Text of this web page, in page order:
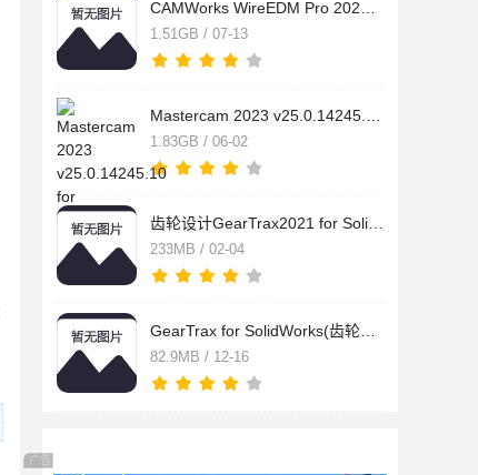
1.51GB / 07-13
1.83GB / 06-02
233MB / 02-04
82.9MB / 12-16
广告 商业广告，理性选择